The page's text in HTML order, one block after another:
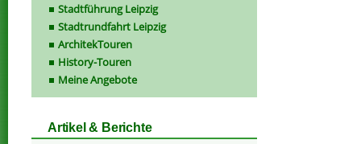
Stadtführung Leipzig
Stadtrundfahrt Leipzig
ArchitekTouren
History-Touren
Meine Angebote
Artikel & Berichte